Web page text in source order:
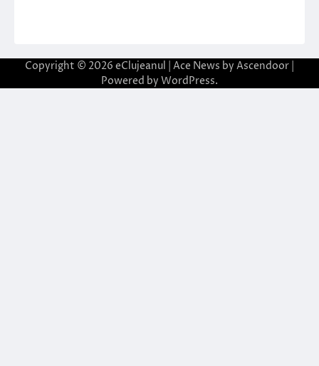
Copyright © 2026 eClujeanul | Ace News by Ascendoor
Powered by WordPress.